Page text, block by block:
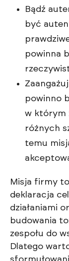
Bądź
być
powinna
powinno
w którym
różnych
temu
Misja firmy
deklaracja
działaniami
budowania
zespołu do
Dlatego